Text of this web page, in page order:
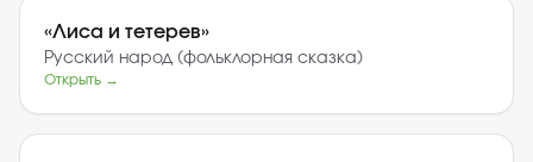
«Лиса и тетерев»
Русский народ (фольклорная сказка)
Открыть →